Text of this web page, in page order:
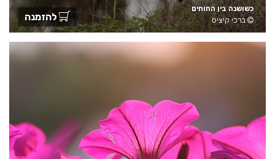
כשושנה בין החוחים
ברכי קיציס
להזמנה